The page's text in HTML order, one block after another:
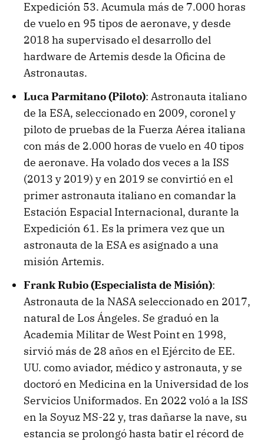
Expedición 53. Acumula más de 7.000 horas
de vuelo en 95 tipos de aeronave, y desde
2018 ha supervisado el desarrollo del
hardware de Artemis desde la Oficina de
Astronautas.
Luca Parmitano (Piloto): Astronauta italiano
de la ESA, seleccionado en 2009, coronel y
piloto de pruebas de la Fuerza Aérea italiana
con más de 2.000 horas de vuelo en 40 tipos
de aeronave. Ha volado dos veces a la ISS
(2013 y 2019) y en 2019 se convirtió en el
primer astronauta italiano en comandar la
Estación Espacial Internacional, durante la
Expedición 61. Es la primera vez que un
astronauta de la ESA es asignado a una
misión Artemis.
Frank Rubio (Especialista de Misión):
Astronauta de la NASA seleccionado en 2017,
natural de Los Ángeles. Se graduó en la
Academia Militar de West Point en 1998,
sirvió más de 28 años en el Ejército de EE.
UU. como aviador, médico y astronauta, y se
doctoró en Medicina en la Universidad de los
Servicios Uniformados. En 2022 voló a la ISS
en la Soyuz MS-22 y, tras dañarse la nave, su
estancia se prolongó hasta batir el récord de